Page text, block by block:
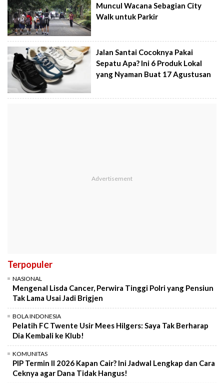
Muncul Wacana Sebagian City
Walk untuk Parkir
Jalan Santai Cocoknya Pakai
Sepatu Apa? Ini 6 Produk Lokal
yang Nyaman Buat 17 Agustusan
Terpopuler
NASIONAL
Mengenal Lisda Cancer, Perwira Tinggi Polri yang Pensiun
Tak Lama Usai Jadi Brigjen
BOLA INDONESIA
Pelatih FC Twente Usir Mees Hilgers: Saya Tak Berharap
Dia Kembali ke Klub!
KOMUNITAS
PIP Termin II 2026 Kapan Cair? Ini Jadwal Lengkap dan Cara
Ceknya agar Dana Tidak Hangus!